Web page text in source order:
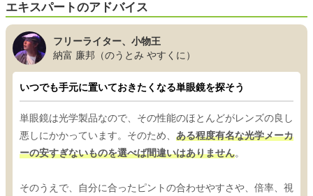
エキスパートのアドバイス
フリーライター、小物王
納富 廉邦（のうとみ やすくに）
いつでも手元に置いておきたくなる単眼鏡を探そう
単眼鏡は光学製品なので、その性能のほとんどがレンズの良し
悪しにかかっています。そのため、 ある程度有名な光学メーカ
ーの安すぎないものを選べば間違いはありません。
そのうえで、自分に合ったピントの合わせやすさや、倍率、視